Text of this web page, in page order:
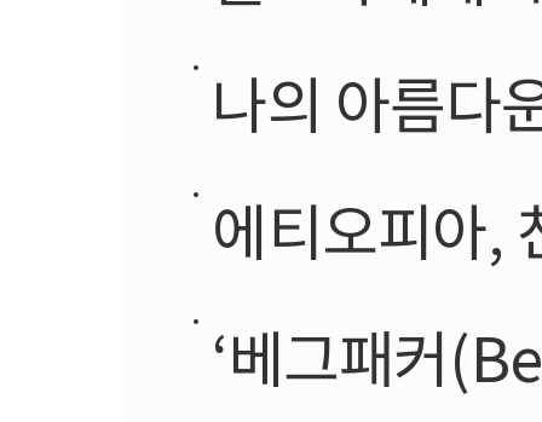
나의 아름다
에티오피아,
‘베그패커